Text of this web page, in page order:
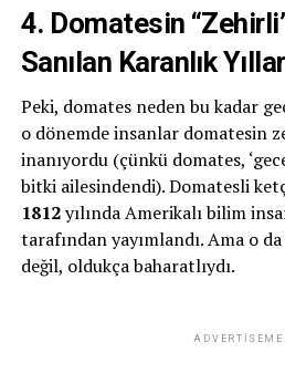
4. Domatesin
Sanılan Karanlık Yıllar
Peki, domates neden bu kadar
o dönemde insanlar domatesin
inanıyordu (çünkü domates,
bitki ailesindendi). Domatesli
1812yılında Amerikalı bilim
tarafından yayımlandı. Ama o
değil, oldukça baharatlıydı.